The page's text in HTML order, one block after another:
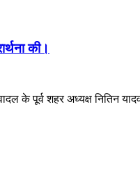
की।
के पूर्व शहर अध्यक्ष नितिन